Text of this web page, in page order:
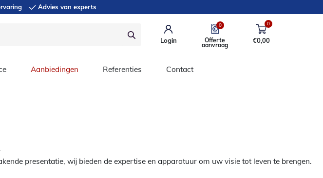
Advies van experts
Login
0
Offerte
aanvraag
0
€0,00
Aanbiedingen Referenties Contact
presentatie, wij bieden de expertise en apparatuur om uw visie tot leven te brengen.